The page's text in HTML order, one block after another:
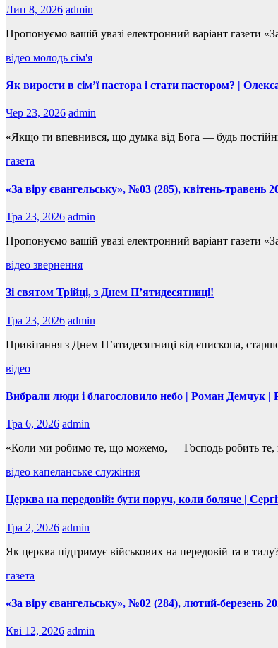
Лип 8, 2026 admin
Пропонуємо вашій увазі електронний варіант
відео молодь сім'я
Як вирости в сім’ї пастора і стати пастором? |
Чер 23, 2026 admin
«Якщо ти впевнився, що думка від Бога — будь
газета
«За віру євангельську», №03 (285), квітень-травень
Тра 23, 2026 admin
Пропонуємо вашій увазі електронний варіант
відео звернення
Зі святом Трійці, з Днем П’ятидесятниці!
Тра 23, 2026 admin
Привітання з Днем П’ятидесятниці від єпископа,
відео
Вибрали люди і благословило небо | Роман Демчук |
Тра 6, 2026 admin
«Коли ми робимо те, що можемо, — Господь робить
відео капеланське служіння
Церква на передовій: бути поруч, коли боляче |
Тра 2, 2026 admin
Як церква підтримує військових на передовій та в
газета
«За віру євангельську», №02 (284), лютий-березень
Кві 12, 2026 admin